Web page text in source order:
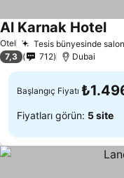
Otel Tesis bünyesinde
Al Karnak Hotel
7,3 712 Dubai
Başlangıç Fiyatı
Fiyatları görün: 5 site